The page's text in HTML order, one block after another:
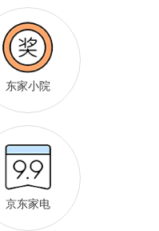
东家小院
京东家电